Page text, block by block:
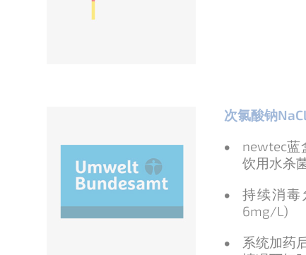
次氯酸钠
newtec蓝
饮用水杀
持续消毒
6mg/L)
系统加药